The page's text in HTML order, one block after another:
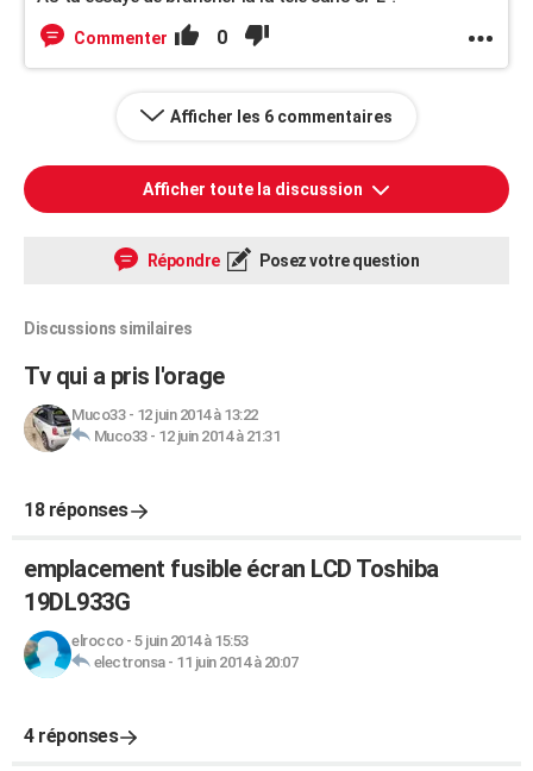
Commenter 0
Afficher les 6 commentaires
Afficher toute la discussion
Répondre Posez votre question
Discussions similaires
Tv qui a pris l'orage
Muco33- 12 juin 2014 à 13:22
Muco33- 12 juin 2014 à 21:31
18 réponses
emplacement fusible écran LCD Toshiba
19DL933G
elrocco- 5 juin 2014 à 15:53
electronsa- 11 juin 2014 à 20:07
4 réponses